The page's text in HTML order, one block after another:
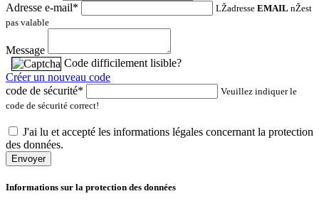
Adresse e-mail* LŽadresse EMAIL nŽest
pas valable
Message
Code difficilement lisible?
Créer un nouveau code
code de sécurité*
Veuillez indiquer le
code de sécurité correct!
J'ai lu et accepté les informations légales concernant la protection
des données.
Envoyer
Informations sur la protection des données